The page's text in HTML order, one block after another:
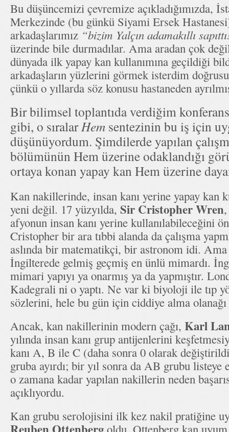
Bu düşüncemizi çevremize açıkladığımızda,
Merkezinde (bu günkü Siyami Ersek
arkadaşlarımız “bizim Yalçın adamakıllı
üzerinde bile durmadılar. Ama aradan çok
dünyada ilk yapay kan kullanımına geçildiği
arkadaşların yüzlerini görmek isterdim
çünkü o yıllarda söz konusu hastaneden
Bir bilimsel toplantıda verdiğim
gibi, o sıralarHem sentezinin bu iş için
düşünüyordum. Şimdilerde yapılan
bölümünün Hem üzerine odaklandığı
ortaya konan yapay kan Hem üzerine
Kan nakillerinde, insan kanı yerine yapay kan
yeni değil. 17 yüzyılda, Sir Cristopher Wren
afyonun insan kanı yerine kullanılabileceğini
Cristopher bir ara tıbbi alanda da çalışma
aslında bir matematikçi, bir astronom idi.
İngilterede gelmiş geçmiş en ünlü mimardı.
mimari yapıyı ya onarmış ya da yapmıştır.
Kadegrali ni o yaptı. Ne var ki biyoloji ile tıp
sözlerini, hele bu gün için ciddiye alma
Ancak, kan nakillerinin modern çağı, Karl
yılında insan kanı grup antijenlerini
kanı A, B ile C (daha sonra 0 olarak
gruba ayırdı; bir yıl sonra da AB grubu listeye
o zamana kadar yapılan nakillerin neden
açıklıyordu.
Kan grubu serolojisini ilk kez nakil pratiğine
oldu. Ottenberg kan uyum